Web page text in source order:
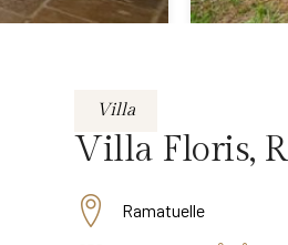
Villa
Villa Floris,
Ramatuelle